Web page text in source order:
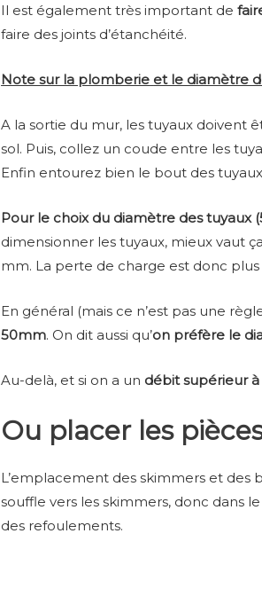
Il est également très important de
faire des joints d’étanchéité.
Note sur la plomberie et le diamètre
A la sortie du mur, les tuyaux doivent
sol. Puis, collez un coude entre les
Enfin entourez bien le bout des
Pour le choix du diamètre des tuyaux
dimensionner les tuyaux, mieux vaut
mm. La perte de charge est donc
En général (mais ce n’est pas une
50mm. On dit aussi qu’on préfère le
Au-delà, et si on a un débit supérieur
Ou placer les
L’emplacement des skimmers et
souffle vers les skimmers, donc dans
des refoulements.